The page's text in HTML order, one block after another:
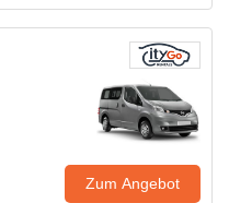
Zum Angebot